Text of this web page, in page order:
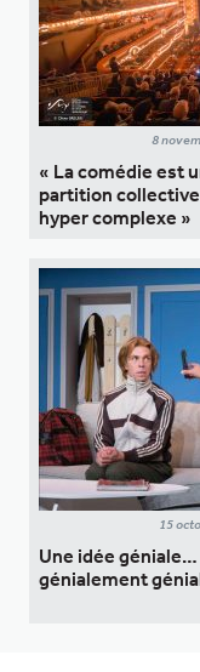
8
« La comédie est
partition collective
hyper complexe »
15
Une idée géniale…
génialement